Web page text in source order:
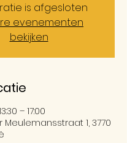
is afgesloten
evenementen
bekijken
– 17:00
Meulemansstraat 1, 3770